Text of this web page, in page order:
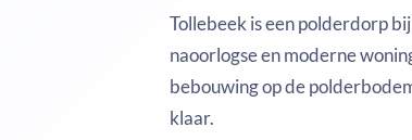
Tollebeek is een polderdorp
naoorlogse en moderne
bebouwing op de
klaar.